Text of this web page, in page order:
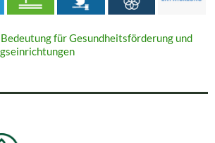
für Gesundheitsförderung und